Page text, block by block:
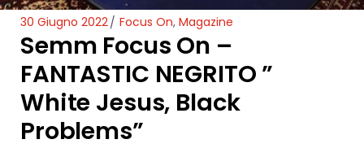
30 Giugno 2022 Focus On, Magazine
Semm Focus On –
FANTASTIC NEGRITO ”
White Jesus, Black
Problems”